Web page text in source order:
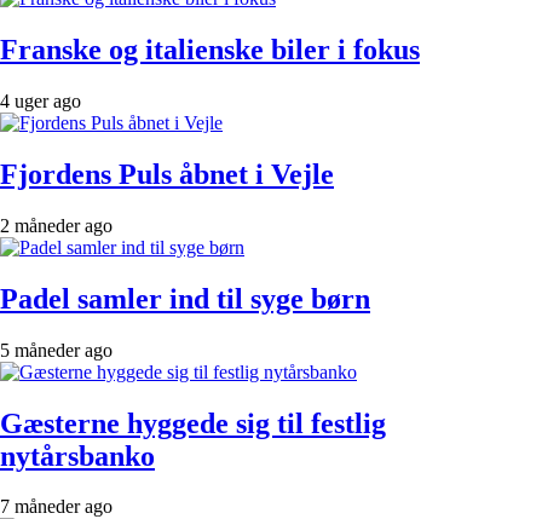
Franske og italienske biler i fokus
4 uger ago
Fjordens Puls åbnet i Vejle
2 måneder ago
Padel samler ind til syge børn
5 måneder ago
Gæsterne hyggede sig til festlig
nytårsbanko
7 måneder ago